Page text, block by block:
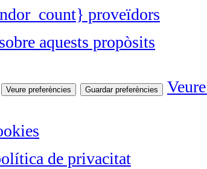
proveïdors
aquests propòsits
Veure preferències Guardar preferències
de privacitat